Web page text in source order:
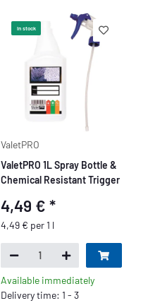
In stock
ValetPRO
ValetPRO 1L Spray Bottle &
Chemical Resistant Trigger
4,49 € *
4,49 € per 1 l
Available immediately
Delivery time: 1 - 3